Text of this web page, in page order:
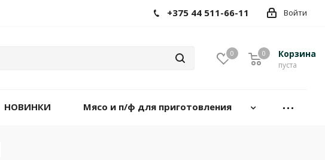
Войти
+375 44 511-66-11
0 Корзина
пуста
0
НОВИНКИ Мясо и п/ф для приготовления